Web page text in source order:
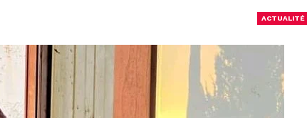
ACTUALITÉ